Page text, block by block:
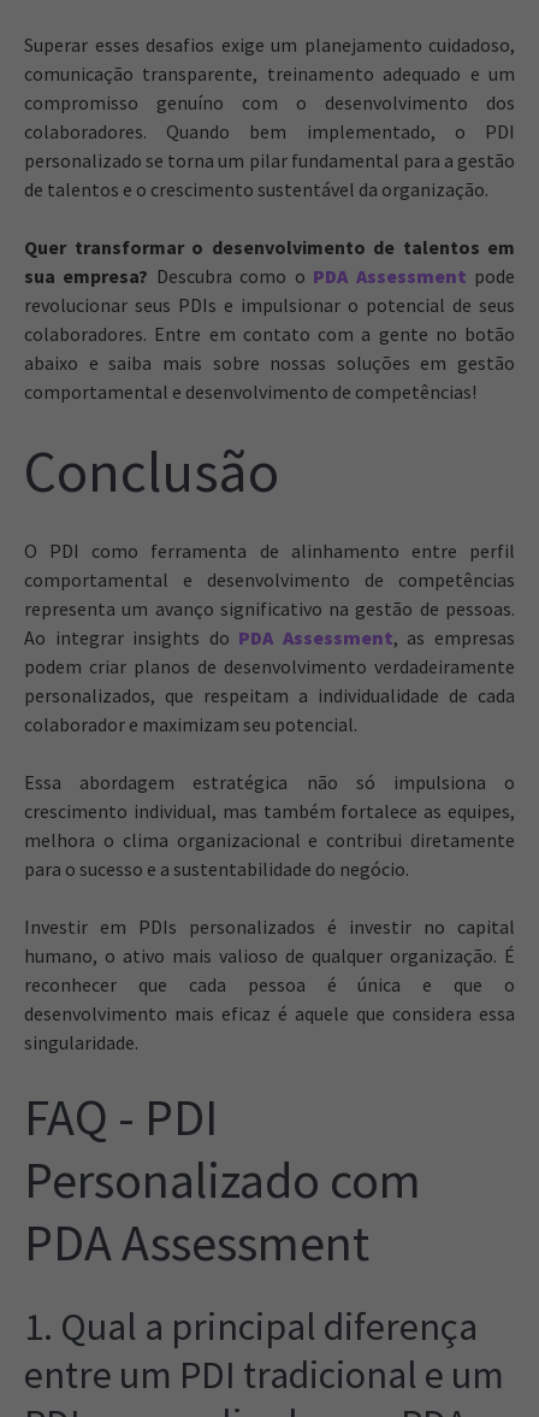
Superar esses desafios exige um planejamento cuidadoso,
comunicação transparente, treinamento adequado e um
compromisso genuíno com o desenvolvimento dos
colaboradores. Quando bem implementado, o PDI
personalizado se torna um pilar fundamental para a gestão
de talentos e o crescimento sustentável da organização.
Quer transformar o desenvolvimento de talentos em
sua empresa? Descubra como o PDA Assessment pode
revolucionar seus PDIs e impulsionar o potencial de seus
colaboradores. Entre em contato com a gente no botão
abaixo e saiba mais sobre nossas soluções em gestão
comportamental e desenvolvimento de competências!
Conclusão
O PDI como ferramenta de alinhamento entre perfil
comportamental e desenvolvimento de competências
representa um avanço significativo na gestão de pessoas.
Ao integrar insights do PDA Assessment, as empresas
podem criar planos de desenvolvimento verdadeiramente
personalizados, que respeitam a individualidade de cada
colaborador e maximizam seu potencial.
Essa abordagem estratégica não só impulsiona o
crescimento individual, mas também fortalece as equipes,
melhora o clima organizacional e contribui diretamente
para o sucesso e a sustentabilidade do negócio.
Investir em PDIs personalizados é investir no capital
humano, o ativo mais valioso de qualquer organização. É
reconhecer que cada pessoa é única e que o
desenvolvimento mais eficaz é aquele que considera essa
singularidade.
FAQ - PDI
Personalizado com
PDA Assessment
1. Qual a principal diferença
entre um PDI tradicional e um